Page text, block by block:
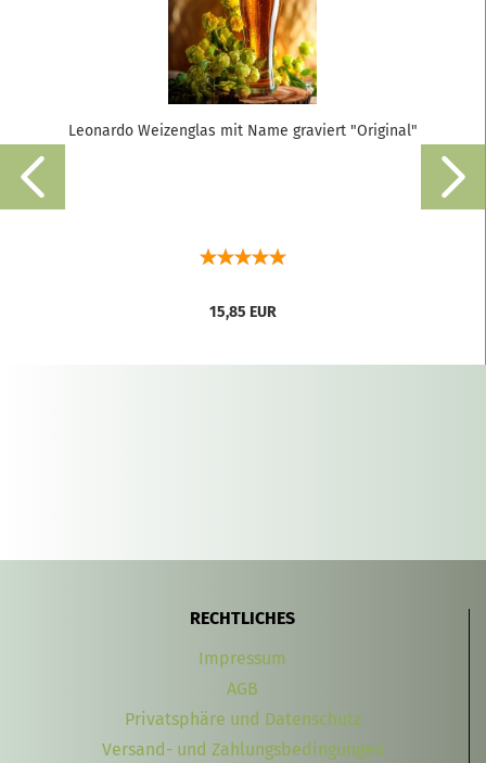
Leonardo Weizenglas mit Name graviert "Original"
15,85 EUR
RECHTLICHES
Impressum
AGB
Privatsphäre und Datenschutz
Versand- und Zahlungsbedingungen